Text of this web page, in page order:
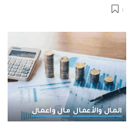
المال والأعمال مال واعمال